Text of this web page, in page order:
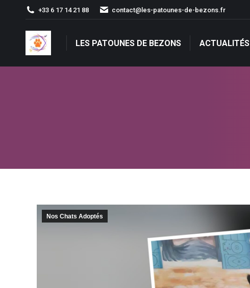
+33 6 17 14 21 88 contact@les-patounes-de-bezons.fr
LES PATOUNES DE BEZONS ACTUALITÉS
Nos Chats Adoptés